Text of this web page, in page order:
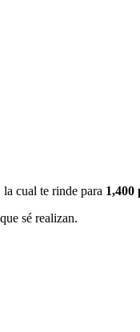
cual te rinde para 1,400
sé realizan.